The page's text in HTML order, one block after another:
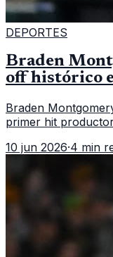
DEPORTES
Braden
off histórico
Braden
primer hit
caso de este tipo en
10 jun 2026·4 min